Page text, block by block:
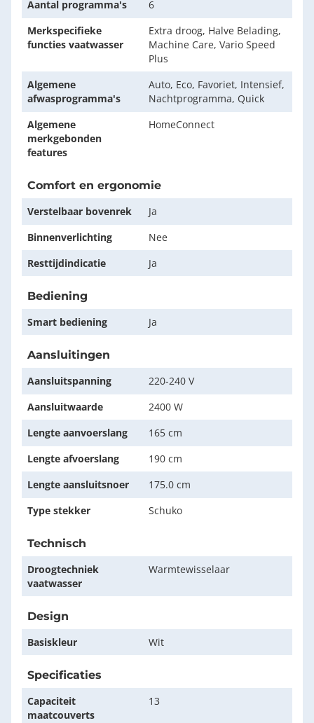
Aantal programma's
6
Merkspecifieke
functies vaatwasser
Extra droog, Halve Belading,
Machine Care, Vario Speed
Plus
Algemene
afwasprogramma's
Auto, Eco, Favoriet, Intensief,
Nachtprogramma, Quick
Algemene
merkgebonden
features
HomeConnect
Comfort en ergonomie
Verstelbaar bovenrek
Ja
Binnenverlichting
Nee
Resttijdindicatie
Ja
Bediening
Smart bediening
Ja
Aansluitingen
Aansluitspanning
220-240 V
Aansluitwaarde
2400 W
Lengte aanvoerslang
165 cm
Lengte afvoerslang
190 cm
Lengte aansluitsnoer
175.0 cm
Type stekker
Schuko
Technisch
Droogtechniek
vaatwasser
Warmtewisselaar
Design
Basiskleur
Wit
Specificaties
Capaciteit
maatcouverts
13